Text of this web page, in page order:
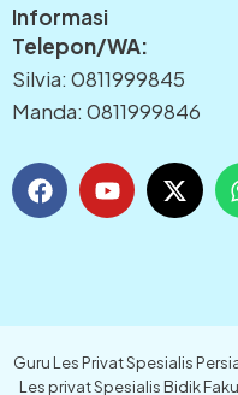
Informasi
Telepon/WA:
Silvia: 0811999845
Manda: 0811999846
F
a
c
o
Y
o
u
e
X
-
t
t
e
r
Guru Les Privat Spesialis
Les privat Spesialis Bidik